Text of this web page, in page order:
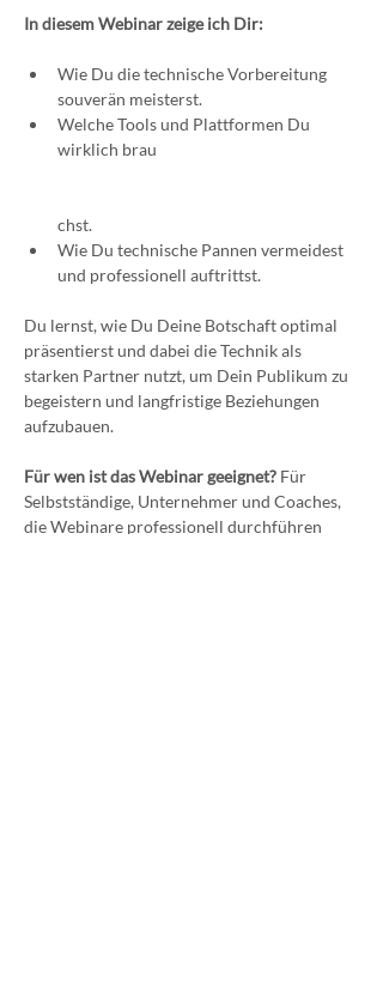
In diesem Webinar zeige ich Dir:
Wie Du die technische Vorbereitung
souverän meisterst.
Welche Tools und Plattformen Du
wirklich brau
chst.
Wie Du technische Pannen vermeidest
und professionell auftrittst.
Du lernst, wie Du Deine Botschaft optimal
präsentierst und dabei die Technik als
starken Partner nutzt, um Dein Publikum zu
begeistern und langfristige Beziehungen
aufzubauen.
Für wen ist das Webinar geeignet? Für
Selbstständige, Unternehmer und Coaches,
die Webinare professionell durchführen